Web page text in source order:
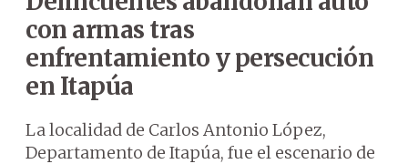
con armas tras
enfrentamiento y persecución
en Itapúa
La localidad de Carlos Antonio López,
Departamento de Itapúa, fue el escenario de